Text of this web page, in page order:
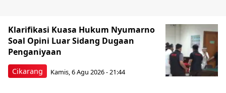
Cikarang
Klarifikasi Kuasa Hukum Nyumarno
Soal Opini Luar Sidang Dugaan
Penganiyaan
Kamis, 6 Agu 2026 - 21:44